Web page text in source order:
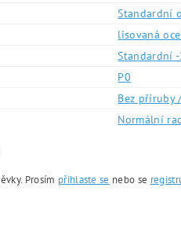
Standardní
lisovaná
Standardní
P0
Bez příruby
Normální
Prosím přihlaste se nebo se